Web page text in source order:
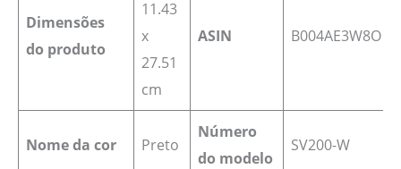
Dimensões
do produto
11.43
x
27.51
cm
ASIN B004AE3W8O
Nome da cor ‎Preto
Número
do modelo
SV200-W